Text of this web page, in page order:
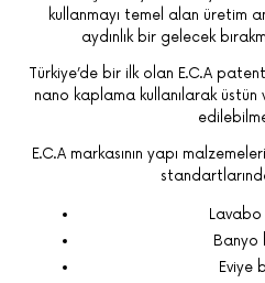
kullanmayı temel alan üretim
aydınlık bir gelecek
Türkiye’de bir ilk olan E.C.A
nano kaplama kullanılarak
E.C.A markasının yapı
Banyo
Eviye